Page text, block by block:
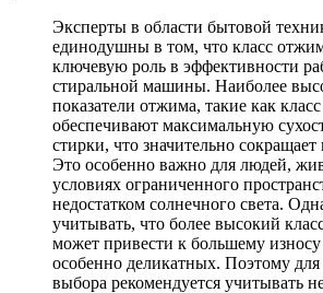
Эксперты в области бытовой
единодушны в том, что класс
ключевую роль в эффективности
стиральной машины. Наиболее
показатели отжима, такие как
обеспечивают максимальную
стирки, что значительно
Это особенно важно для людей,
условиях ограниченного
недостатком солнечного света.
учитывать, что более высокий
может привести к большему износу
особенно деликатных. Поэтому
выбора рекомендуется учитывать